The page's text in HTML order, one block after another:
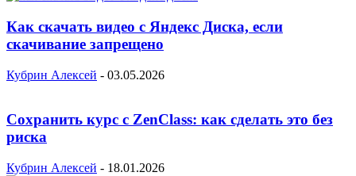
Как скачать видео с Яндекс Диска, если
скачивание запрещено
Кубрин Алексей - 03.05.2026
Сохранить курс с ZenClass: как сделать это без
риска
Кубрин Алексей - 18.01.2026